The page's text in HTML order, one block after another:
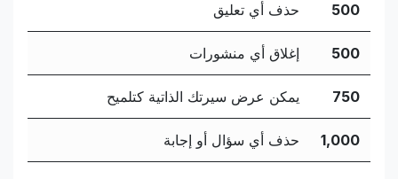
500 حذف أي تعليق
500 إغلاق أي منشورات
750 يمكن عرض سيرتك الذاتية كتلميح
1,000 حذف أي سؤال أو إجابة